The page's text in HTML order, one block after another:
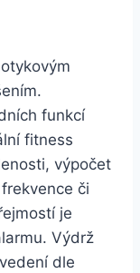
funkcí
fitness
výpočet
či
je
Výdrž
dle